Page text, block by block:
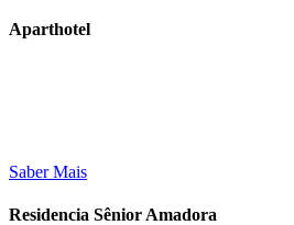
Aparthotel
Saber Mais
Residencia Sênior Amadora